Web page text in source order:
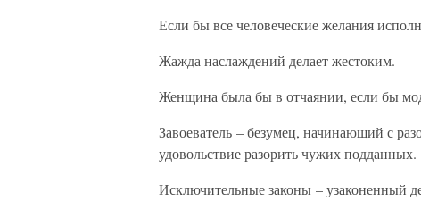
Если бы все человеческие желания
Жажда наслаждений делает жестоким.
Женщина была бы в отчаянии, если бы
Завоеватель – безумец, начинающий с
удовольствие разорить чужих подданных.
Исключительные законы – узаконенный